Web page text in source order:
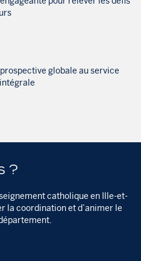
globale au service
?
catholique en Ille-et-
la coordination et d’animer le